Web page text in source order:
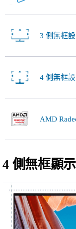
3 側無框
4 側無框
AMD
4 側無框顯